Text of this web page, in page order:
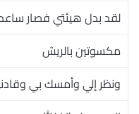
لقد بدل هيئتي فصار
مكسوتين بالريش
ونظر إلي وأمسك بي